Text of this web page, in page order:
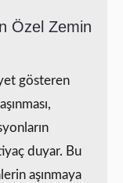
Özel Zemin
gösteren
duyar. Bu
aşınmaya